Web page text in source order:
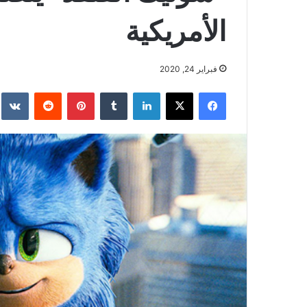
الأمريكية
فبراير 24, 2020
فيسبوك ‫X لينكدإن بينتيريست